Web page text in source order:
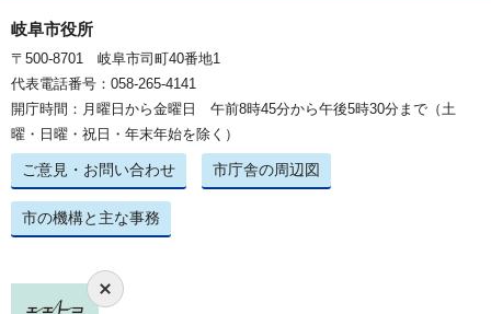
岐阜市役所
〒500-8701 岐阜市司町40番地1
代表電話番号：058-265-4141
開庁時間：月曜日から金曜日 午前8時45分から午後5時30分まで（土
曜・日曜・祝日・年末年始を除く）
ご意見・お問い合わせ 市庁舎の周辺図
市の機構と主な事務